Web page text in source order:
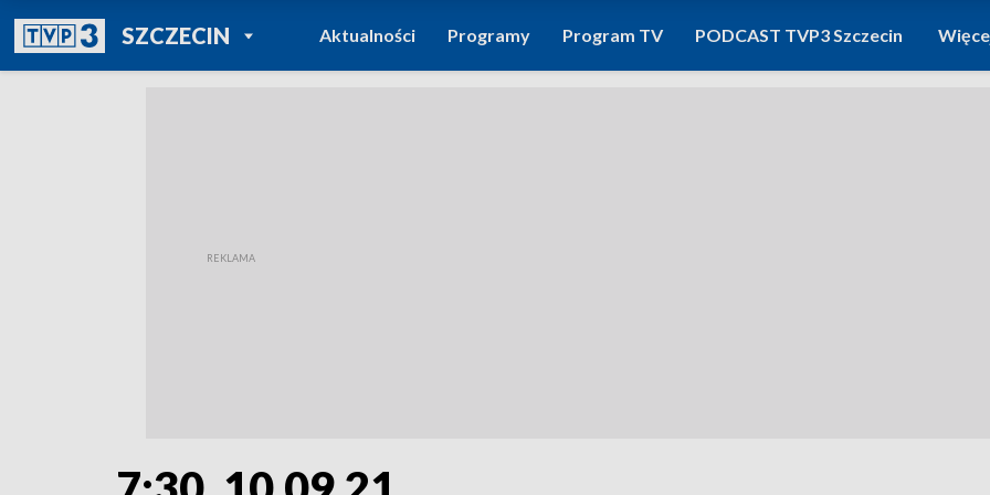
SZCZECINPOWRÓT DO
TVP REGIONY
Aktualności Programy Program TV PODCAST TVP3 Szczecin